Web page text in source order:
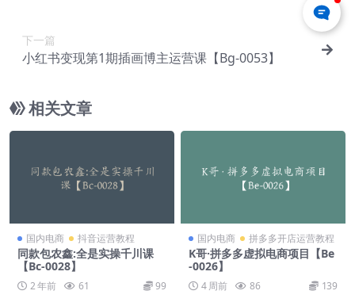
下一篇
小红书变现第1期插画博主运营课【Bg-0053】
相关文章
国内电商 抖音运营教程
同款包农鑫:全是实操千川课
【Bc-0028】
2 年前 61 99
国内电商 拼多多开店运营教程
K哥·拼多多虚拟电商项目【Be
-0026】
4 周前 86 139